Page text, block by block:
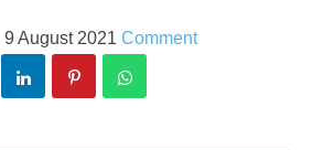
9 August 2021 Comment